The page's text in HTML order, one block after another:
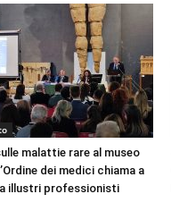
malattie rare al museo
dei medici chiama a
illustri professionisti